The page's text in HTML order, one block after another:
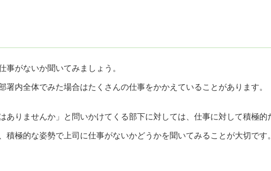
事がないか聞いてみましょう。
署内全体でみた場合はたくさんの仕事をかかえていることがあります
ありませんか」と問いかけてくる部下に対しては、仕事に対して積極的
積極的な姿勢で上司に仕事がないかどうかを聞いてみることが大切です。